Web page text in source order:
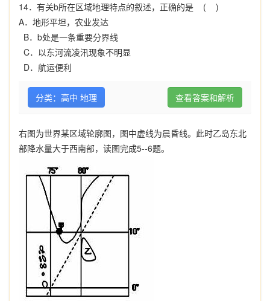
14．有关b所在区域地理特点的叙述，正确的是 ( )
A．地形平坦，农业发达
B． b处是一条重要分界线
C．以东河流凌汛现象不明显
D．航运便利
分类：高中 地理 查看答案和解析
右图为世界某区域轮廓图，图中虚线为晨昏线。此时乙岛东北
部降水量大于西南部，读图完成5--6题。